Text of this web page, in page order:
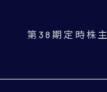
第38期定時株